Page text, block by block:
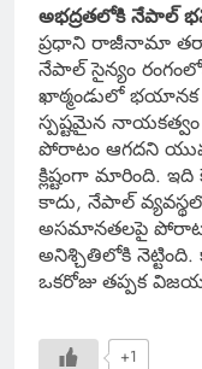
అభద్రతలోకి నేపాల్
ప్రధాని రాజీనామా
నేపాల్ సైన్యం
ఖాఠ్మండులో భయానక
స్పష్టమైన నాయకత్వం
పోరాటం ఆగదని
క్లిష్టంగా మారింది.
కాదు, నేపాల్
అసమానతలపై
అనిశ్చితిలోకి
ఒకరోజు తప్పక
+1